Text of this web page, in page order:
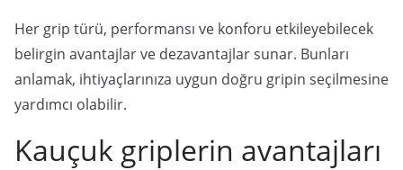
Her grip türü, performansı ve konforu etkileyebilecek
belirgin avantajlar ve dezavantajlar sunar. Bunları
anlamak, ihtiyaçlarınıza uygun doğru gripin seçilmesine
yardımcı olabilir.
Kauçuk griplerin avantajları